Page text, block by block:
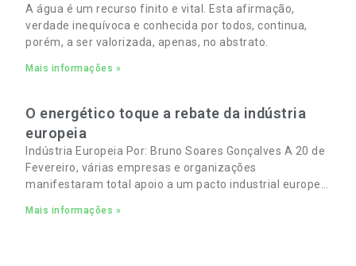
A água é um recurso finito e vital. Esta afirmação,
verdade inequívoca e conhecida por todos, continua,
porém, a ser valorizada, apenas, no abstrato.
Mais informações »
O energético toque a rebate da indústria
europeia
Indústria Europeia Por: Bruno Soares Gonçalves A 20 de
Fevereiro, várias empresas e organizações
manifestaram total apoio a um pacto industrial europeu
empregos
Mais informações »